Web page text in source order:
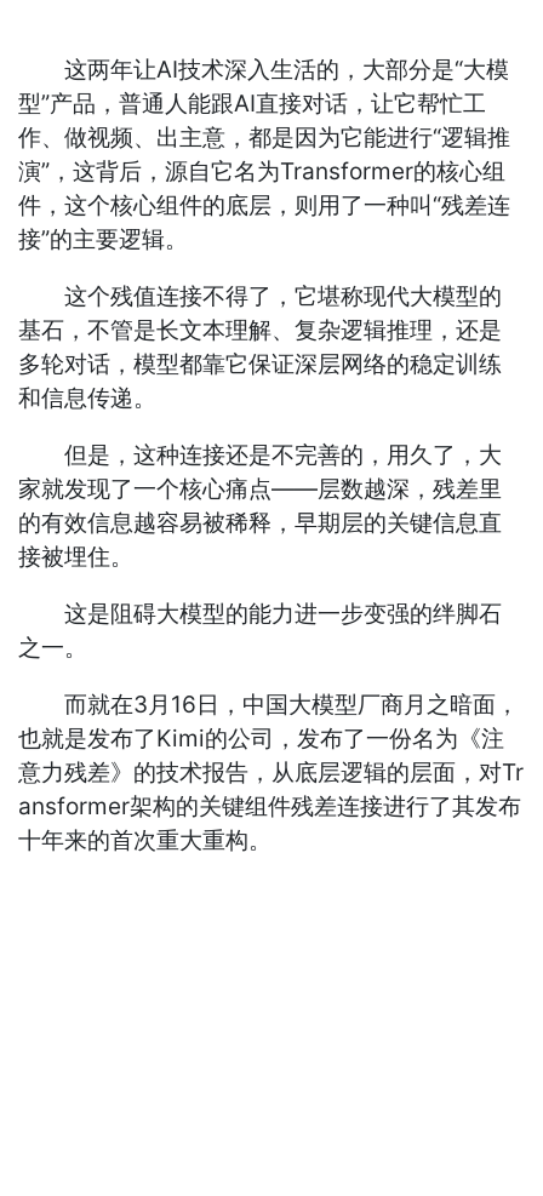
这两年让AI技术深入生活的，大部分是“大模
型”产品，普通人能跟AI直接对话，让它帮忙工
作、做视频、出主意，都是因为它能进行“逻辑推
演”，这背后，源自它名为Transformer的核心组
件，这个核心组件的底层，则用了一种叫“残差连
接”的主要逻辑。
这个残值连接不得了，它堪称现代大模型的
基石，不管是长文本理解、复杂逻辑推理，还是
多轮对话，模型都靠它保证深层网络的稳定训练
和信息传递。
但是，这种连接还是不完善的，用久了，大
家就发现了一个核心痛点——层数越深，残差里
的有效信息越容易被稀释，早期层的关键信息直
接被埋住。
这是阻碍大模型的能力进一步变强的绊脚石
之一。
而就在3月16日，中国大模型厂商月之暗面，
也就是发布了Kimi的公司，发布了一份名为《注
意力残差》的技术报告，从底层逻辑的层面，对Tr
ansformer架构的关键组件残差连接进行了其发布
十年来的首次重大重构。